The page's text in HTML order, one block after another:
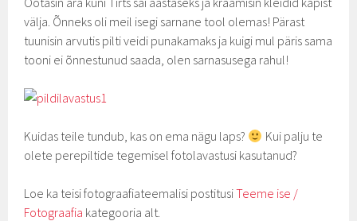
välja. Õnneks oli meil isegi sarnane tool olemas! Pärast
tuunisin arvutis pilti veidi punakamaks ja kuigi mul päris sama
tooni ei õnnestunud saada, olen sarnasusega rahul!
Kuidas teile tundub, kas on ema nägu laps?
Kui palju te
olete perepiltide tegemisel fotolavastusi kasutanud?
Loe ka teisi fotograafiateemalisi postitusiTeeme ise /
Fotograafia kategooria alt.